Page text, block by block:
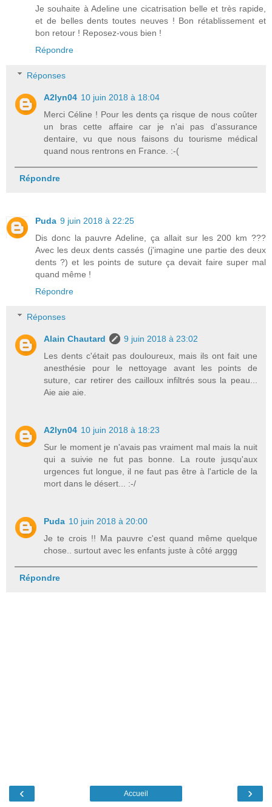
Je souhaite à Adeline une cicatrisation belle et très rapide,
et de belles dents toutes neuves ! Bon rétablissement et
bon retour ! Reposez-vous bien !
Répondre
Réponses
A2lyn04 10 juin 2018 à 18:04
Merci Céline ! Pour les dents ça risque de nous coûter
un bras cette affaire car je n'ai pas d'assurance
dentaire, vu que nous faisons du tourisme médical
quand nous rentrons en France. :-(
Répondre
Puda 9 juin 2018 à 22:25
Dis donc la pauvre Adeline, ça allait sur les 200 km ???
Avec les deux dents cassés (j'imagine une partie des deux
dents ?) et les points de suture ça devait faire super mal
quand même !
Répondre
Réponses
Alain Chautard
9 juin 2018 à 23:02
Les dents c'était pas douloureux, mais ils ont fait une
anesthésie pour le nettoyage avant les points de
suture, car retirer des cailloux infiltrés sous la peau...
Aie aie aie.
A2lyn04 10 juin 2018 à 18:23
Sur le moment je n'avais pas vraiment mal mais la nuit
qui a suivie ne fut pas bonne. La route jusqu'aux
urgences fut longue, il ne faut pas être à l'article de la
mort dans le désert... :-/
Puda 10 juin 2018 à 20:00
Je te crois !! Ma pauvre c'est quand même quelque
chose.. surtout avec les enfants juste à côté arggg
Répondre
‹ ›
Accueil